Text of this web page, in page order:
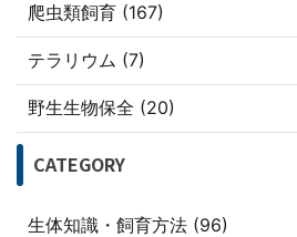
爬虫類飼育 (167)
テラリウム (7)
野生生物保全 (20)
CATEGORY
生体知識・飼育方法 (96)